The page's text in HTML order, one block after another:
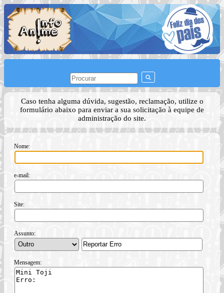
Caso tenha alguma dúvida, sugestão, reclamação, utilize o
formulário abaixo para enviar a sua solicitação à equipe de
administração do site.
Nome:
e-mail:
Site:
Assunto:
Mensagem: